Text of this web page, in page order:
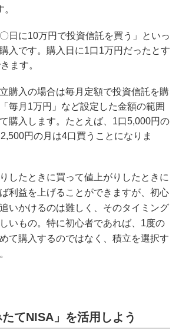
日に10万円で投資信託を買う」といっ
入です。購入日に1口1万円だったとす
ます。
購入の場合は毎月定額で投資信託を購
毎月1万円」など設定した金額の範囲
購入します。たとえば、1口5,000円の
円の月は4口買うことになりま
したときに買って値上がりしたときに
利益を上げることができますが、初心
いかけるのは難しく、そのタイミング
いもの。特に初心者であれば、1度の
て購入するのではなく、積立を選択す
てNISA」を活用しよう